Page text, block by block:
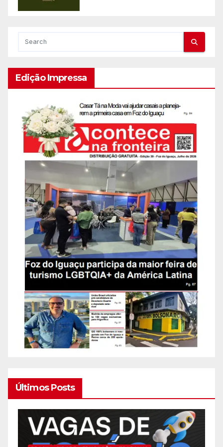
Edição Impressa
Últimos Posts
BRASIL CIDADE EDUCAÇÃ0